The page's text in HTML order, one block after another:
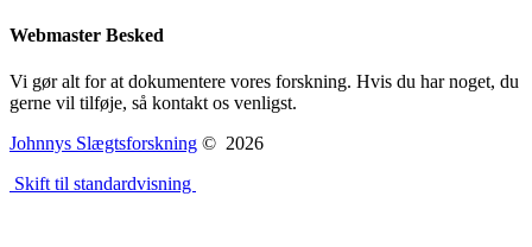
Webmaster Besked
Vi gør alt for at dokumentere vores forskning. Hvis du har noget, du
gerne vil tilføje, så kontakt os venligst.
Johnnys Slægtsforskning © 2026
Skift til standardvisning